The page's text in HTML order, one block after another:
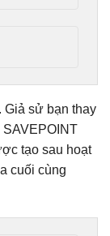
Giả sử bạn thay
tạo sau hoạt
cuối cùng